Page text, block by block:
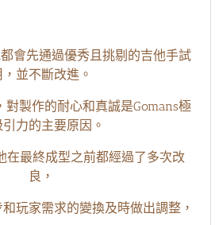
會先通過優秀且挑剔的吉他手試
，並不斷改進。
對製作的耐心和真誠是Gomans極
力的主要原因。
在最終成型之前都經過了多次改
良，
玩家需求的變換及時做出調整，